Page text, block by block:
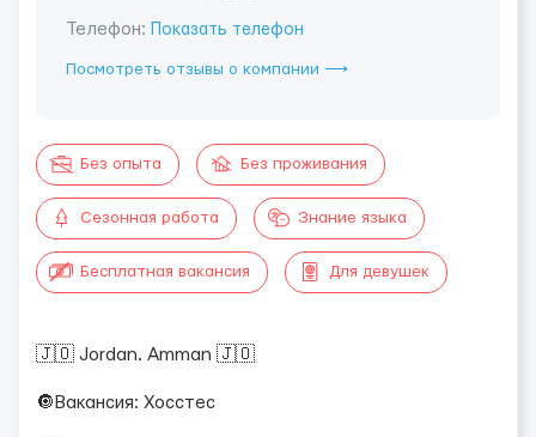
Телефон: Показать телефон
Посмотреть отзывы о компании ⟶
Без опыта Без проживания
Сезонная работа Знание языка
Бесплатная вакансия Для девушек
🇯🇴 Jordan. Amman 🇯🇴
🔘Вакансия: Хосстес